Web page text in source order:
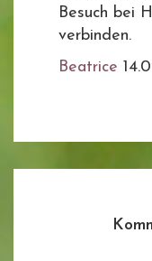
Besuch bei
verbinden.
Beatrice